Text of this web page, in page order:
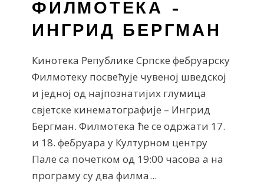
ФИЛМОТЕКА –
ИНГРИД БЕРГМАН
Кинотека Републике Српске фебруарску
Филмотеку посвећује чувеној шведској
и једној од најпознатијих глумица
свјетске кинематографије – Ингрид
Бергман. Филмотека ће се одржати 17.
и 18. фебруара у Културном центру
Пале са почетком од 19:00 часова а на
програму су два филма